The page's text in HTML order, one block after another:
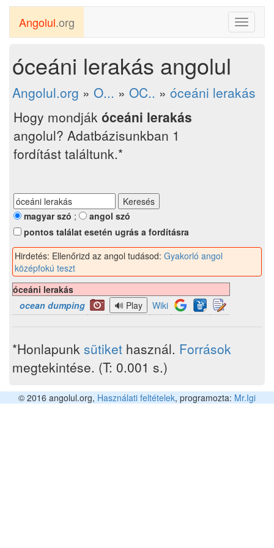
Toggle
Angolul.org
óceáni lerakás angolul
Angolul.org » O... » OC.. » óceáni lerakás
Hogy mondják óceáni lerakás
angolul? Adatbázisunkban 1
fordítást találtunk.*
magyar szó ;
angol szó
pontos találat esetén ugrás a fordításra
Hirdetés: Ellenőrizd az angol tudásod: Gyakorló angol
középfokú teszt
óceáni lerakás
ocean dumping
Wiki
*Honlapunk sütiket használ. Források
megtekintése. (T: 0.001 s.)
© 2016 angolul.org, Használati feltételek, programozta: Mr.Igi